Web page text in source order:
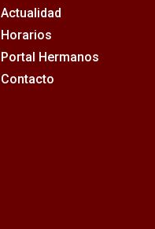
Actualidad
Horarios
Portal Hermanos
Contacto